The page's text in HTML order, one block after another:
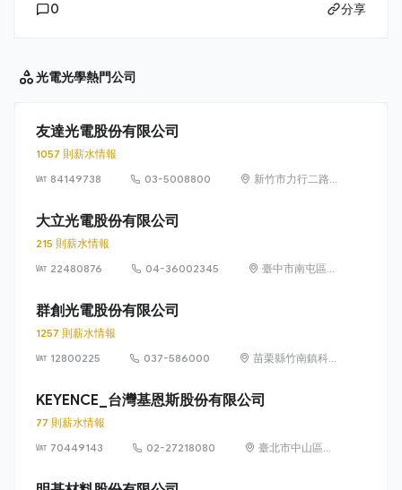
0 分享
光電光學熱門公司
友達光電股份有限公司
1057 則薪水情報
84149738
03-5008800
新竹市力行二路 1
大立光電股份有限公司
215 則薪水情報
22480876
04-36002345
臺中市南屯區精
群創光電股份有限公司
1257 則薪水情報
12800225
037-586000
苗栗縣竹南鎮科
竹科學園區）
KEYENCE_台灣基恩斯股份有限公司
77 則薪水情報
70449143
02-27218080
臺北市中山區中